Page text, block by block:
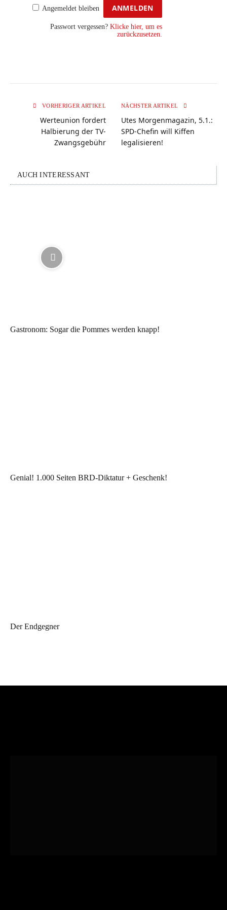
Angemeldet bleiben
Passwort vergessen? Klicke hier, um es
zurückzusetzen.
VORHERIGER ARTIKEL
Werteunion fordert
Halbierung der TV-
Zwangsgebühr
NÄCHSTER ARTIKEL
Utes Morgenmagazin, 5.1.:
SPD-Chefin will Kiffen
legalisieren!
AUCH INTERESSANT
Gastronom: Sogar die Pommes werden knapp!
Genial! 1.000 Seiten BRD-Diktatur + Geschenk!
Der Endgegner